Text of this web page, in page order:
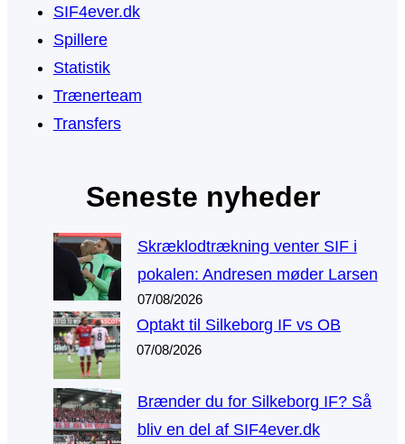
SIF4ever.dk
Spillere
Statistik
Trænerteam
Transfers
Seneste nyheder
Skræklodtrækning venter SIF i
pokalen: Andresen møder Larsen
07/08/2026
Optakt til Silkeborg IF vs OB
07/08/2026
Brænder du for Silkeborg IF? Så
bliv en del af SIF4ever.dk